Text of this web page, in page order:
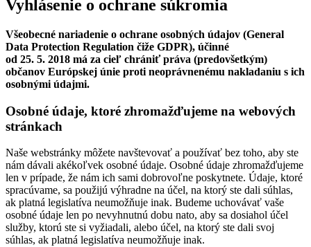
Vyhlásenie o ochrane súkromia
Všeobecné nariadenie o ochrane osobných údajov (General
Data Protection Regulation čiže GDPR), účinné
od 25. 5. 2018 má za cieľ chrániť práva (predovšetkým)
občanov Európskej únie proti neoprávnenému nakladaniu s ich
osobnými údajmi.
Osobné údaje, ktoré zhromažďujeme na webových
stránkach
Naše webstránky môžete navštevovať a používať bez toho, aby ste
nám dávali akékoľvek osobné údaje. Osobné údaje zhromažďujeme
len v prípade, že nám ich sami dobrovoľne poskytnete. Údaje, ktoré
spracúvame, sa použijú výhradne na účel, na ktorý ste dali súhlas,
ak platná legislatíva neumožňuje inak. Budeme uchovávať vaše
osobné údaje len po nevyhnutnú dobu nato, aby sa dosiahol účel
služby, ktorú ste si vyžiadali, alebo účel, na ktorý ste dali svoj
súhlas, ak platná legislatíva neumožňuje inak.